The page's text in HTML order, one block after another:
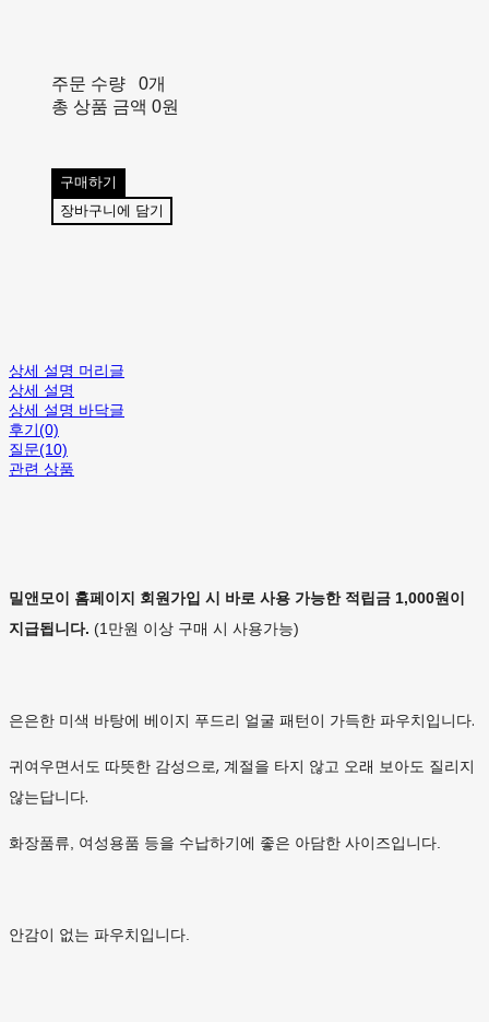
주문 수량
0개
총 상품 금액 0원
구매하기
장바구니에 담기
상세 설명 머리글
상세 설명
상세 설명 바닥글
후기(0)
질문(10)
관련 상품
밀앤모이 홈페이지 회원가입 시 바로 사용 가능한 적립금 1,000원이
지급됩니다. (1만원 이상 구매 시 사용가능)
은은한 미색 바탕에 베이지 푸드리 얼굴 패턴이 가득한 파우치입니다.
귀여우면서도 따뜻한 감성으로, 계절을 타지 않고 오래 보아도 질리지
않는답니다.
화장품류, 여성용품 등을 수납하기에 좋은 아담한 사이즈입니다.
안감이 없는 파우치입니다.